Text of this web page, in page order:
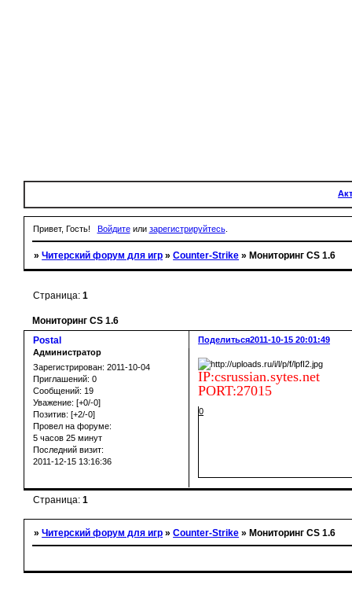
Привет, Гость! Войдитеили зарегистрируйтесь.
»Читерский форум для игр »Counter-Strike »Мониторинг CS 1.6
Мониторинг CS 1.6
Страница:1
Поделиться2011-10-15 20:01:49
Postal
Администратор
Зарегистрирован: 2011-10-04
Приглашений: 0
Сообщений: 19
Уважение: [+0/-0]
Позитив: [+2/-0]
Провел на форуме:
5 часов 25 минут
Последний визит:
2011-12-15 13:16:36
IP:csrussian.sytes.net
PORT:27015
0
Страница:1
»Читерский форум для игр »Counter-Strike » Мониторинг CS 1.6